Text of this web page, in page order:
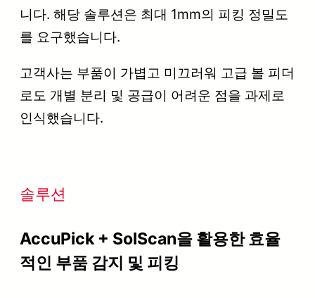
니다. 해당 솔루션은 최대 1mm의 피킹 정밀도
를 요구했습니다.
고객사는 부품이 가볍고 미끄러워 고급 볼 피더
로도 개별 분리 및 공급이 어려운 점을 과제로
인식했습니다.
솔루션
AccuPick + SolScan을 활용한 효율
적인 부품 감지 및 피킹